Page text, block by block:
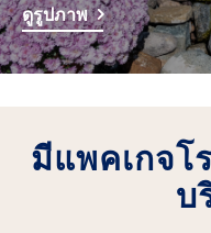
ดูรูปภาพ
มีแพคเกจโ
บ